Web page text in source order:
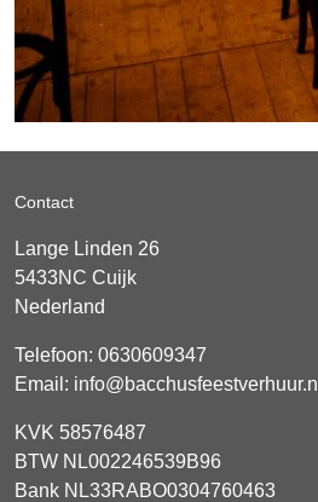
Contact
Lange Linden 26
5433NC Cuijk
Nederland
Telefoon: 0630609347
Email: info@bacchusfeestverhuur.nl
KVK 58576487
BTW NL002246539B96
Bank NL33RABO0304760463